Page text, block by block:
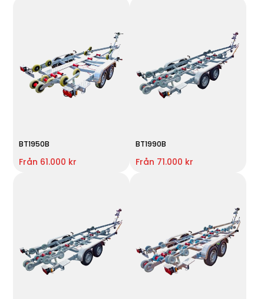
BT1950B
Från 61.000 kr
BT1990B
Från 71.000 kr